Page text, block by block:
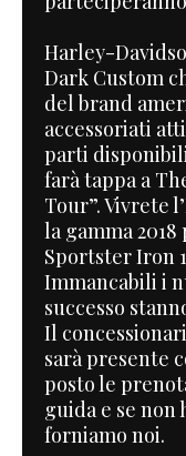
Harley-
Dark Custom
del brand
accessoriati
parti
farà tappa a
Tour”. Vivrete
la gamma
Sportster Iron
Immancabili i
successo
Il
sarà presente
posto le
guida e se non
forniamo noi.